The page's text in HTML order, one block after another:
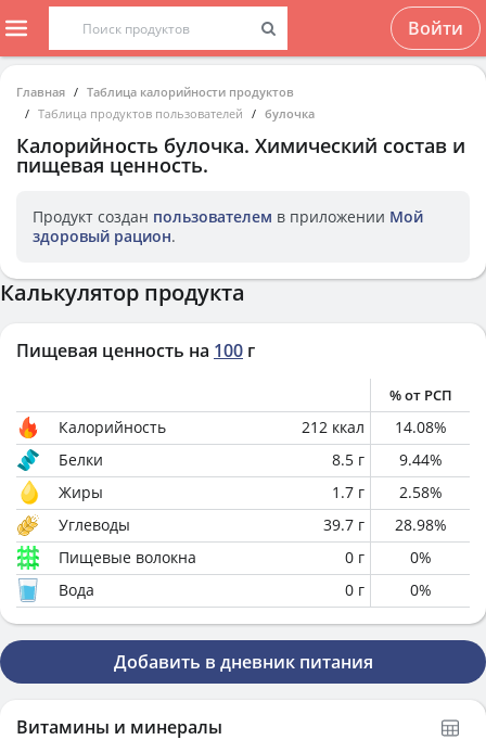
Войти
Главная
Таблица калорийности продуктов
Таблица продуктов пользователей
булочка
Калорийность булочка. Химический состав и
пищевая ценность.
Продукт создан пользователем в приложении Мой
здоровый рацион.
Калькулятор продукта
Пищевая ценность на 100 г
% от РСП
Калорийность 212 ккал 14.08%
Белки
8.5 г 9.44%
Жиры
1.7 г 2.58%
Углеводы
39.7 г 28.98%
Пищевые волокна
0 г 0%
Вода
0 г 0%
Добавить в дневник питания
Витамины и минералы